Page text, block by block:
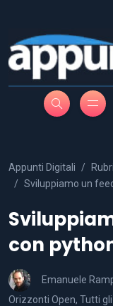
Appunti Digitali
Sviluppiamo un
con
Emanuele
Orizzonti Open, Tutti